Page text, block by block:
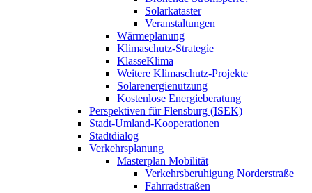
Solarkataster
Veranstaltungen
Wärmeplanung
Klimaschutz-Strategie
KlasseKlima
Weitere Klimaschutz-Projekte
Solarenergienutzung
Kostenlose Energieberatung
Perspektiven für Flensburg (ISEK)
Stadt-Umland-Kooperationen
Stadtdialog
Verkehrsplanung
Masterplan Mobilität
Verkehrsberuhigung Norderstraße
Fahrradstraßen